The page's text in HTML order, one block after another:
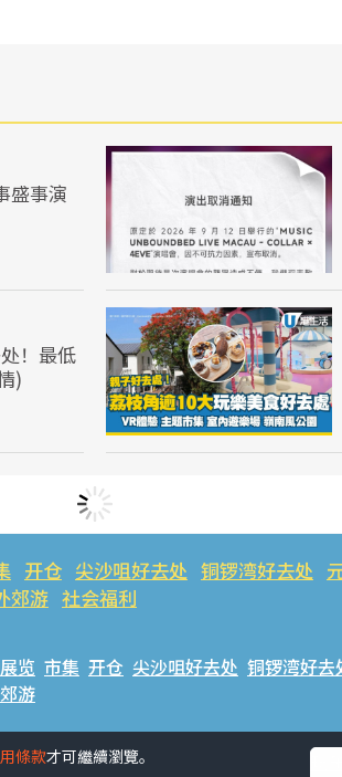
盛事演
！最低
)
开仓 尖沙咀好去处 铜锣湾好去处
郊游 社会福利
览 市集 开仓 尖沙咀好去处 铜锣湾好去
游
#人气活动推介 #美食社群热话
條款才可繼續瀏覽。